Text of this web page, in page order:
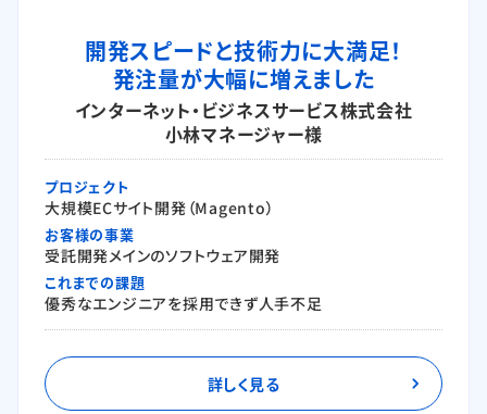
開発スピードと技術力に大満足！
発注量が大幅に増えました
インターネット・ビジネスサービス株式会社
小林マネージャー様
プロジェクト
大規模ECサイト開発（Magento）
お客様の事業
受託開発メインのソフトウェア開発
これまでの課題
優秀なエンジニアを採用できず人手不足
詳しく見る